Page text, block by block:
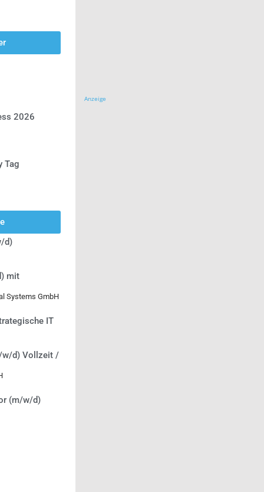
2026
Tag
d)
mit
Systems GmbH
IT
w/d) Vollzeit /
(m/w/d)
Anzeige